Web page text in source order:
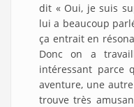
dit « Oui, je suis
lui a beaucoup
ça entrait en
Donc on a
intéressant parce
aventure, une
trouve très